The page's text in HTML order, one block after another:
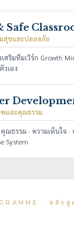
Safe
สุขและปลอดภัย
สริมทีมเวิร์ก Growth
วเอง
และคุณธรรม
ณธรรม · ความเห็นใจ
System
· หลักสู